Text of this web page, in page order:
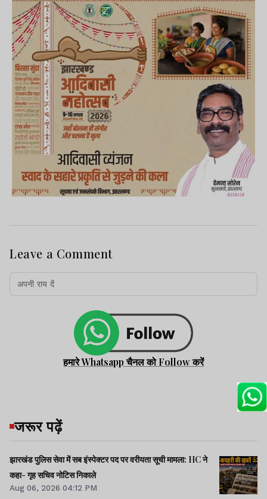
Leave a Comment
हमारे Whatsapp चैनल को Follow करें
जरूर पढ़ें
झारखंड पुलिस सेवा में सब इंस्पेक्टर पद पर वरीयता सूची मामला: HC ने
कहा- गृह सचिव नोटिस निकाले
Aug 06, 2026 04:12 PM